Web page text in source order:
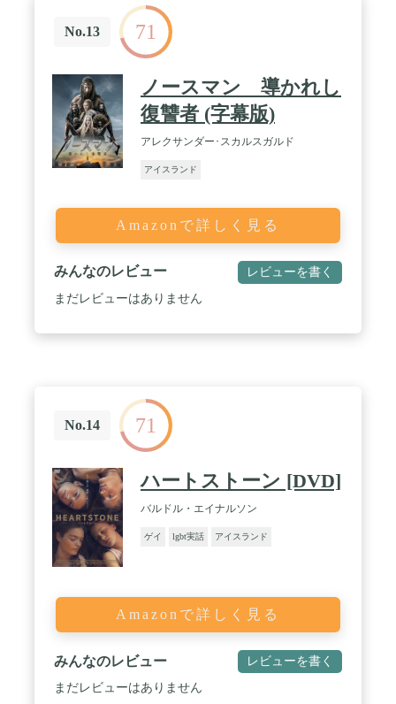
No.13 71
ノースマン 導かれし
復讐者 (字幕版)
アレクサンダー･スカルスガルド
アイスランド
Amazonで詳しく見る
みんなのレビュー レビューを書く
まだレビューはありません
No.14 71
ハートストーン [DVD]
バルドル・エイナルソン
ゲイ lgbt実話 アイスランド
Amazonで詳しく見る
みんなのレビュー レビューを書く
まだレビューはありません